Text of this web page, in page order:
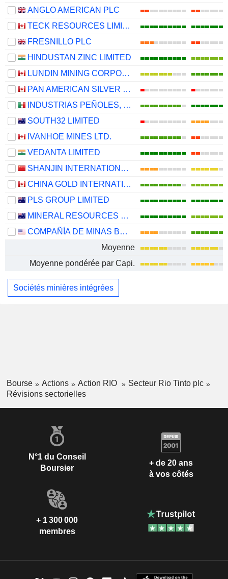
ANGLO AMERICAN PLC
TECK RESOURCES LIMITED
FRESNILLO PLC
HINDUSTAN ZINC LIMITED
LUNDIN MINING CORPORATION
PAN AMERICAN SILVER CORP.
INDUSTRIAS PEÑOLES, S.A.B. DE C.V.
SOUTH32 LIMITED
IVANHOE MINES LTD.
VEDANTA LIMITED
SHANJIN INTERNATIONAL GOLD CO., LTD.
CHINA GOLD INTERNATIONAL RESOURCES CORP. LTD.
PLS GROUP LIMITED
MINERAL RESOURCES LIMITED
COMPAÑÍA DE MINAS BUENAVENTURA S.A.A.
Moyenne
Moyenne pondérée par Capi.
Sociétés minières intégrées
Bourse Actions Action RIO
Secteur Rio Tinto plc
Révisions sectorielles
N°1 du Conseil
Boursier
+ de 20 ans
à vos côtés
+ 1 300 000
membres